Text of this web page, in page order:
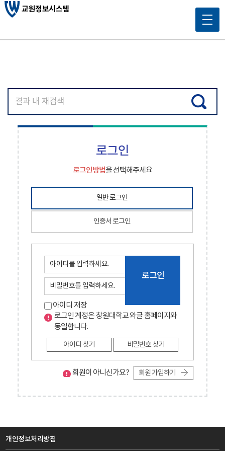
교원정보시스템
로그인
로그인방법을 선택해주세요
일반 로그인
인증서 로그인
아이디 저장
로그인
로그인 계정은 창원대학교 와글 홈페이지와
동일합니다.
아이디 찾기 비밀번호 찾기
회원이 아니신가요? 회원 가입하기
개인정보처리방침